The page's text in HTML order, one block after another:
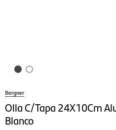
Bergner
Olla C/Tapa 24X10Cm
Blanco